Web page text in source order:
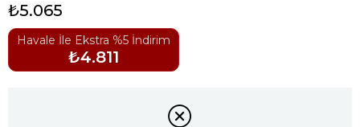
₺5.065
Havale İle Ekstra %5 İndirim
₺4.811